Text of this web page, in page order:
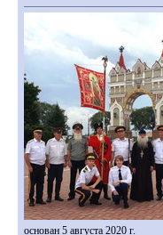
основан 5 августа 2020 г.